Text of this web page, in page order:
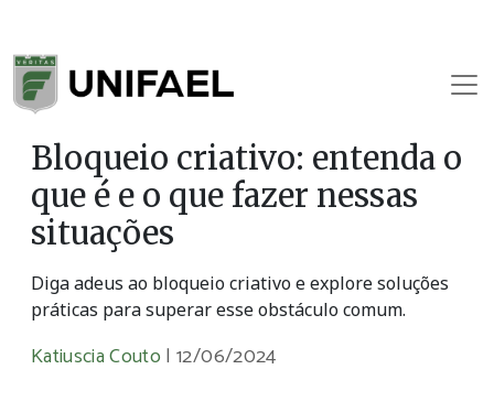
Bloqueio criativo: entenda o
que é e o que fazer nessas
situações
Diga adeus ao bloqueio criativo e explore soluções
práticas para superar esse obstáculo comum.
Katiuscia Couto |12/06/2024